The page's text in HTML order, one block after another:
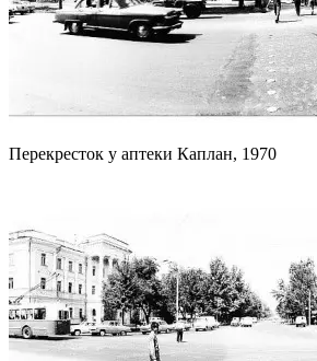
Перекресток у аптеки Каплан, 1970